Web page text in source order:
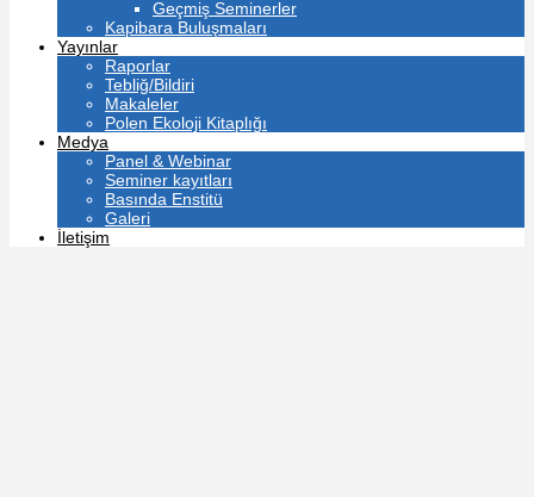
Geçmiş Seminerler
Kapibara Buluşmaları
Yayınlar
Raporlar
Tebliğ/Bildiri
Makaleler
Polen Ekoloji Kitaplığı
Medya
Panel & Webinar
Seminer kayıtları
Basında Enstitü
Galeri
İletişim